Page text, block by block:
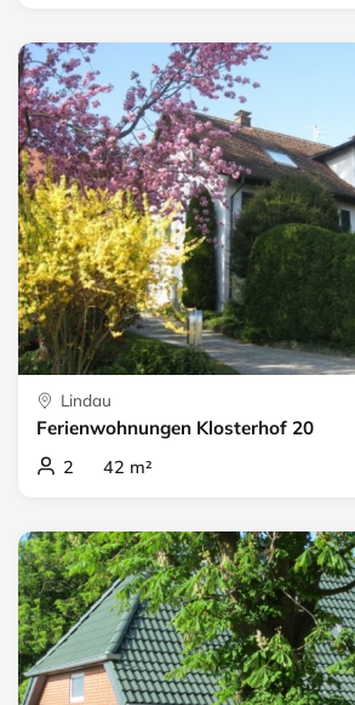
Lindau
Ferienwohnungen Klosterhof 20
2 42 m²